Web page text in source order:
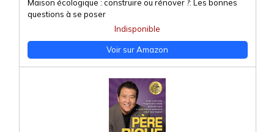
Maison écologique : construire ou rénover ?: Les bonnes
questions à se poser
Indisponible
Voir sur Amazon